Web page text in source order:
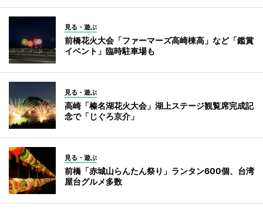
見る・遊ぶ
前橋花火大会「ファーマーズ高崎棟高」など「鑑賞
イベント」臨時駐車場も
見る・遊ぶ
高崎「榛名湖花火大会」湖上ステージ観覧席完成記
念で「じぐろ京介」
見る・遊ぶ
前橋「赤城山らんたん祭り」ランタン600個、台湾
屋台グルメ多数